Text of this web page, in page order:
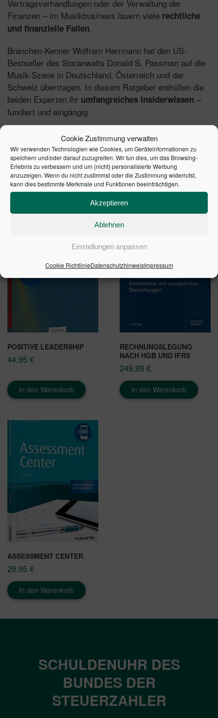
Cookie Zustimmung verwalten
Wir verwenden Technologien wie Cookies, um Geräteinformationen zu
speichern und/oder darauf zuzugreifen. Wir tun dies, um das Browsing-
Erlebnis zu verbessern und um (nicht) personalisierte Werbung
anzuzeigen. Wenn du nicht zustimmst oder die Zustimmung widerrufst,
kann dies bestimmte Merkmale und Funktionen beeinträchtigen.
Akzeptieren
Ablehnen
Einstellungen anpassen
Cookie RichtlinieDatenschutzhinweisImpressum
Vertragsverhandlungen oder der Verwaltung der
Finanzen – im Musikbusiness lauern viele rechtliche
und finanzielle Fallen.
Branchen-Kenner Wolfram Herrmann hat den US-
Bestseller des Staranwalts Donald S. Passman auf die
Musik-Szene in Deutschland, Österreich und der
Schweiz übertragen. In diesem Ratgeber enthüllen die
beiden Experten ihr umfangreiches Insiderwissen –
fundiert und eingängig.
2. überarbeitete und erweiterte Auflage 2011 |
Artikelnummer: 20739-0001 | ISBN: 9783791029870
ÄHNLICHE PRODUKTE
POSITIVE LEADERSHIP
44,95 €
In den Warenkorb
RECHNUNGSLEGUNG
NACH HGB UND IFRS
249,99 €
In den Warenkorb
ASSESSMENT CENTER
29,95 €
In den Warenkorb
SCHULDENUHR DES
BUNDES DER
STEUERZAHLER